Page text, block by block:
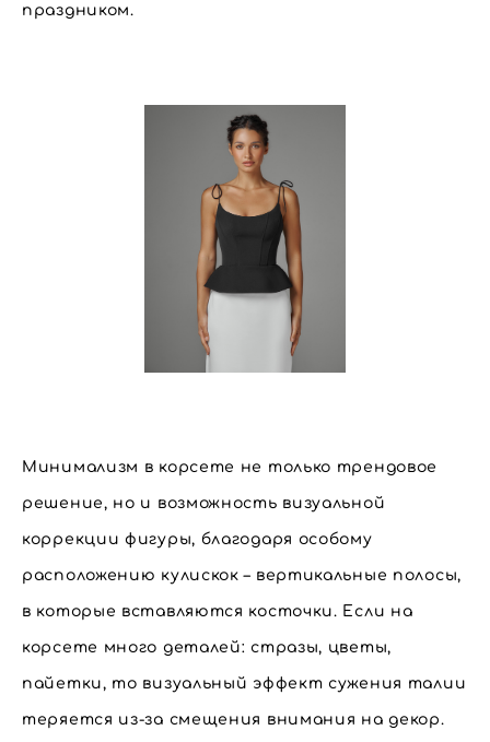
праздником.
Минимализм в корсете не только трендовое
решение, но и возможность визуальной
коррекции фигуры, благодаря особому
расположению кулискок – вертикальные полосы,
в которые вставляются косточки. Если на
корсете много деталей: стразы, цветы,
пайетки, то визуальный эффект сужения талии
теряется из-за смещения внимания на декор.